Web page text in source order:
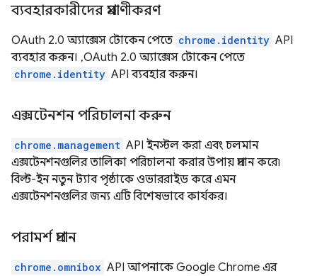
ব্যবহারকারীদের প্রমাণীকরণ
OAuth 2.0 অ্যাক্সেস টোকেন পেতে chrome.identity API
ব্যবহার করুন। ,OAuth 2.0 অ্যাক্সেস টোকেন পেতে
chrome.identity API ব্যবহার করুন।
এক্সটেনশন পরিচালনা করুন
chrome.management API ইনস্টল করা এবং চলমান
এক্সটেনশনগুলির তালিকা পরিচালনা করার উপায় প্রদান করে৷
বিল্ট-ইন নতুন ট্যাব পৃষ্ঠাকে ওভাররাইড করে এমন
এক্সটেনশনগুলির জন্য এটি বিশেষভাবে কার্যকর।
পরামর্শ প্রদান
chrome.omnibox API আপনাকে Google Chrome এর